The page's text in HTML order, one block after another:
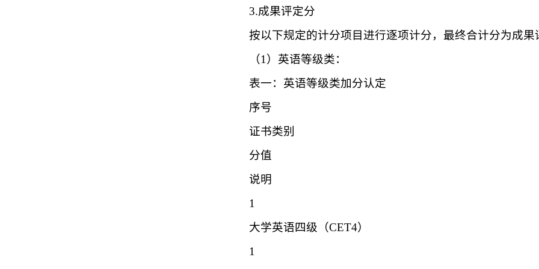
3.成果评定分
按以下规定的计分项目进行逐项计分，最终合计分为成果
（1）英语等级类：
表一：英语等级类加分认定
序号
证书类别
分值
说明
1
大学英语四级（CET4）
1